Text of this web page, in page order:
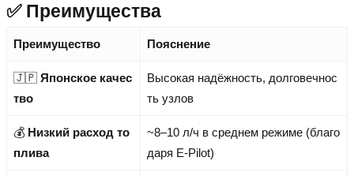
✅ Преимущества
Преимущество Пояснение
🇯🇵 Японское качес
тво
Высокая надёжность, долговечнос
ть узлов
💰 Низкий расход то
плива
~8–10 л/ч в среднем режиме (благо
даря E-Pilot)